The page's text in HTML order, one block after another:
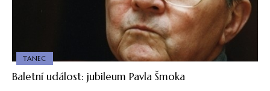
TANEC
Baletní událost: jubileum Pavla Šmoka